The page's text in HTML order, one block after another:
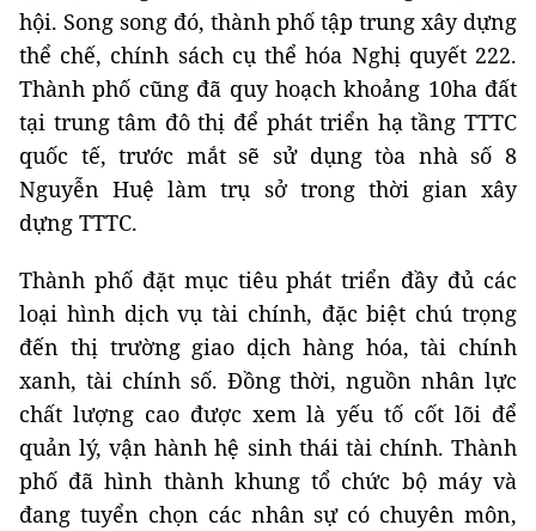
hội. Song song đó, thành phố tập trung xây dựng
thể chế, chính sách cụ thể hóa Nghị quyết 222.
Thành phố cũng đã quy hoạch khoảng 10ha đất
tại trung tâm đô thị để phát triển hạ tầng TTTC
quốc tế, trước mắt sẽ sử dụng tòa nhà số 8
Nguyễn Huệ làm trụ sở trong thời gian xây
dựng TTTC.
Thành phố đặt mục tiêu phát triển đầy đủ các
loại hình dịch vụ tài chính, đặc biệt chú trọng
đến thị trường giao dịch hàng hóa, tài chính
xanh, tài chính số. Đồng thời, nguồn nhân lực
chất lượng cao được xem là yếu tố cốt lõi để
quản lý, vận hành hệ sinh thái tài chính. Thành
phố đã hình thành khung tổ chức bộ máy và
đang tuyển chọn các nhân sự có chuyên môn,